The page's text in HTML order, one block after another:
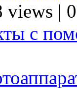
views |
с